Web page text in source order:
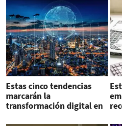
Estas cinco tendencias
marcarán la
transformación digital en